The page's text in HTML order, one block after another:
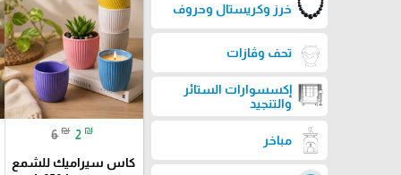
خرز وكريستال وحروف
تحف وڤازات
إكسسوارات الستائر
والتنجيد
مباخر 6 ₪ 2 ₪
كاس سيراميك للشمع